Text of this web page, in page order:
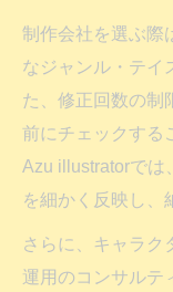
制作会社を選ぶ際
なジャンル・テイ
た、修正回数の制
前にチェックする
Azu illustratorでは
を細かく反映し、
さらに、キャラク
運用のコンサルテ